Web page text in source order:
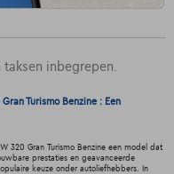
inbegrepen.
Turismo Benzine : Een
320 Gran Turismo Benzine een model dat
prestaties en geavanceerde
keuze onder autoliefhebbers. In